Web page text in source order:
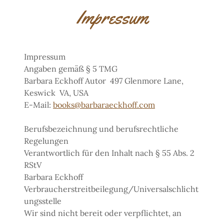
Impressum
Impressum
Angaben gemäß § 5 TMG
Barbara Eckhoff Autor 497 Glenmore Lane,
Keswick VA, USA
E-Mail: books@barbaraeckhoff.com
Berufsbezeichnung und berufsrechtliche
Regelungen
Verantwortlich für den Inhalt nach § 55 Abs. 2
RStV
Barbara Eckhoff
Verbraucherstreitbeilegung/Universalschlicht
ungsstelle
Wir sind nicht bereit oder verpflichtet, an